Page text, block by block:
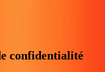
confidentialité